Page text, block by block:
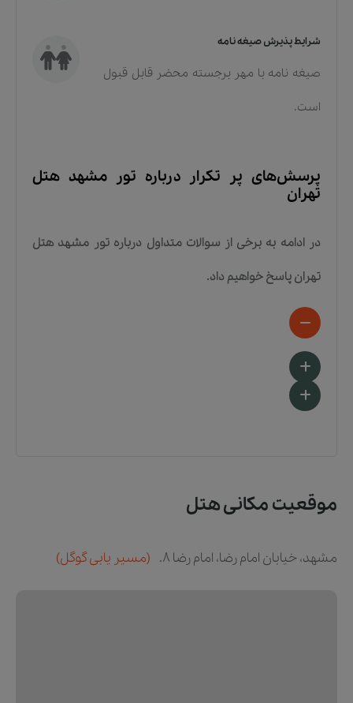
شرایط پذیرش صیغه نامه
صیغه نامه با مهر برجسته محضر قابل قبول
است.
پرسش‌های پر تکرار درباره تور مشهد هتل
تهران
در ادامه به برخی از سوالات متداول دربارهتور مشهد هتل
تهران پاسخ خواهیم داد.
موقعیت مکانی هتل
مشهد، خیابان امام رضا، امام رضا 8. (مسیر یابی گوگل)